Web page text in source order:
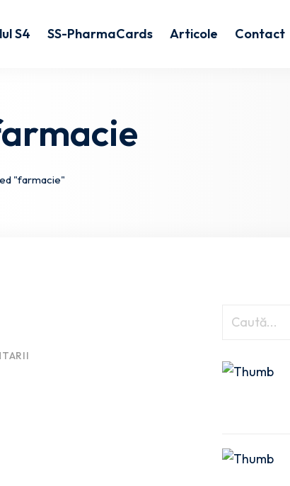
S4 SS-PharmaCards Articole Contact
"farmacie"